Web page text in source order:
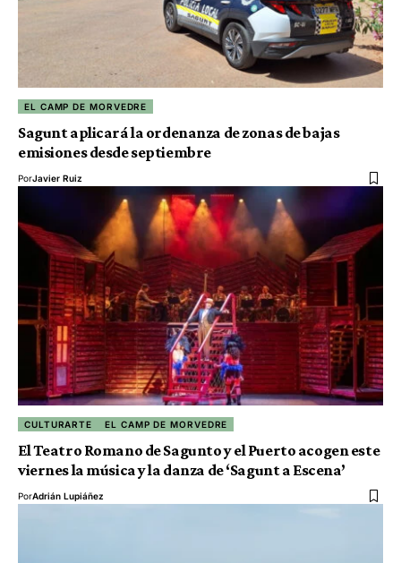
EL CAMP DE MORVEDRE
Sagunt aplicará la ordenanza de zonas de bajas
emisiones desde septiembre
PorJavier Ruiz
CULTURARTE EL CAMP DE MORVEDRE
El Teatro Romano de Sagunto y el Puerto acogen este
viernes la música y la danza de ‘Sagunt a Escena’
PorAdrián Lupiáñez